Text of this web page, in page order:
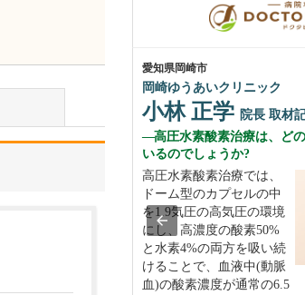
愛知県岡崎市
岡崎ゆうあいクリニック
小林 正学 院長 取材
高圧水素酸素治療は、ど
いるのでしょうか?
高圧水素酸素治療では、
ドーム型のカプセルの中
を1.9気圧の高気圧の環境
にし、高濃度の酸素50%
と水素4%の両方を吸い続
けることで、血液中(動脈
血)の酸素濃度が通常の6.5